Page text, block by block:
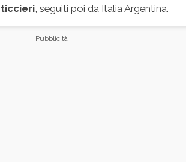
, seguiti poi da Italia Argentina.